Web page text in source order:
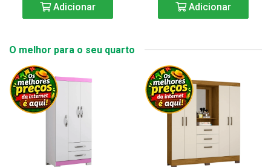
Adicionar Adicionar
O melhor para o seu quarto